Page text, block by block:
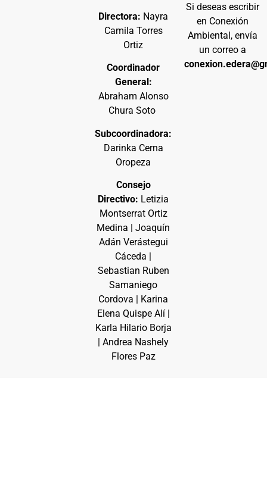
Directora: Nayra
Camila Torres
Ortiz
Coordinador
General:
Abraham Alonso
Chura Soto
Subcoordinadora:
Darinka Cerna
Oropeza
Consejo
Directivo: Letizia
Montserrat Ortiz
Medina | Joaquín
Adán Verástegui
Cáceda |
Sebastian Ruben
Samaniego
Cordova | Karina
Elena Quispe Alí |
Karla Hilario Borja
| Andrea Nashely
Flores Paz
Si deseas escribir
en Conexión
Ambiental, envía
un correo a